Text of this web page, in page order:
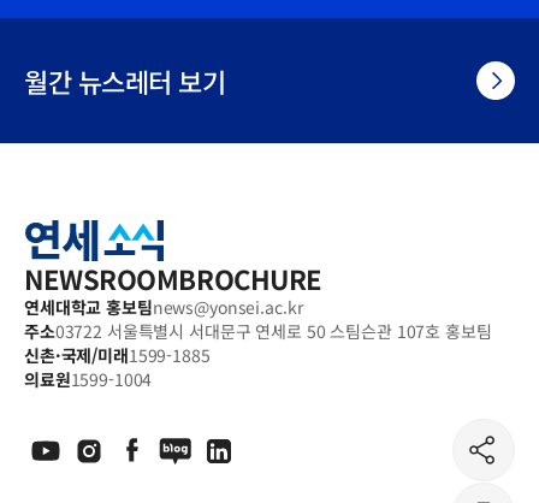
월간 뉴스레터 보기
연
세
소
식
NEWSROOMBROCHURE
연세대학교 홍보팀news@yonsei.ac.kr
주소03722 서울특별시 서대문구 연세로 50 스팀슨관 107호 홍보팀
신촌·국제/미래1599-1885
의료원1599-1004